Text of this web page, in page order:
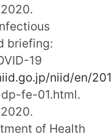
briefing:
19
niid/en/
dp-fe-01.html.
of Health